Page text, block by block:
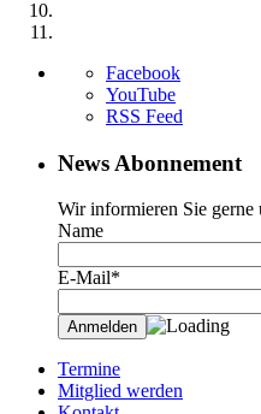
Facebook
YouTube
RSS Feed
News Abonnement
Wir informieren Sie gerne
Name
E-Mail*
Termine
Mitglied werden